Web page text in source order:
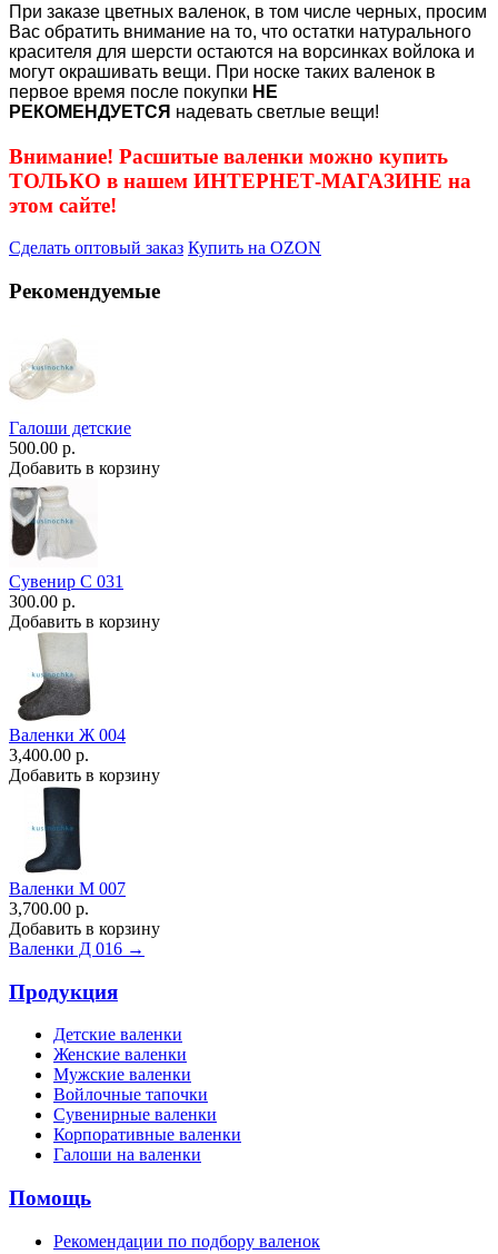
При заказе цветных валенок, в том числе черных, просим
Вас обратить внимание на то, что остатки натурального
красителя для шерсти остаются на ворсинках войлока и
могут окрашивать вещи. При носке таких валенок в
первое время после покупки НЕ
РЕКОМЕНДУЕТСЯ надевать светлые вещи!
Внимание! Расшитые валенки можно купить
ТОЛЬКО в нашем ИНТЕРНЕТ-МАГАЗИНЕ на
этом сайте!
Сделать оптовый заказ Купить на OZON
Рекомендуемые
Галоши детские
500.00 р.
Добавить в корзину
Сувенир С 031
300.00 р.
Добавить в корзину
Валенки Ж 004
3,400.00 р.
Добавить в корзину
Валенки М 007
3,700.00 р.
Добавить в корзину
Валенки Д 016 →
Продукция
Детские валенки
Женские валенки
Мужские валенки
Войлочные тапочки
Сувенирные валенки
Корпоративные валенки
Галоши на валенки
Помощь
Рекомендации по подбору валенок